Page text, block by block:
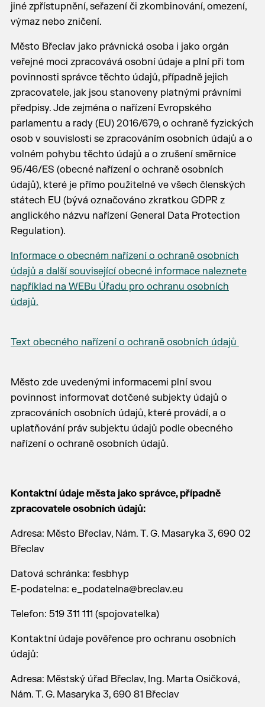
jiné zpřístupnění, seřazení či zkombinování, omezení,
výmaz nebo zničení.
Město Břeclav jako právnická osoba i jako orgán
veřejné moci zpracovává osobní údaje a plní při tom
povinnosti správce těchto údajů, případně jejich
zpracovatele, jak jsou stanoveny platnými právními
předpisy. Jde zejména o nařízení Evropského
parlamentu a rady (EU) 2016/679, o ochraně fyzických
osob v souvislosti se zpracováním osobních údajů a o
volném pohybu těchto údajů a o zrušení směrnice
95/46/ES (obecné nařízení o ochraně osobních
údajů), které je přímo použitelné ve všech členských
státech EU (bývá označováno zkratkou GDPR z
anglického názvu nařízení General Data Protection
Regulation).
Informace o obecném nařízení o ochraně osobních
údajů a další související obecné informace naleznete
například na WEBu Úřadu pro ochranu osobních
údajů.
Text obecného nařízení o ochraně osobních údajů
Město zde uvedenými informacemi plní svou
povinnost informovat dotčené subjekty údajů o
zpracováních osobních údajů, které provádí, a o
uplatňování práv subjektu údajů podle obecného
nařízení o ochraně osobních údajů.
Kontaktní údaje města jako správce, případně
zpracovatele osobních údajů:
Adresa: Město Břeclav, Nám. T. G. Masaryka 3, 690 02
Břeclav
Datová schránka: fesbhyp
E-podatelna: e_podatelna@breclav.eu
Telefon: 519 311 111 (spojovatelka)
Kontaktní údaje pověřence pro ochranu osobních
údajů:
Adresa: Městský úřad Břeclav, Ing. Marta Osičková,
Nám. T. G. Masaryka 3, 690 81 Břeclav